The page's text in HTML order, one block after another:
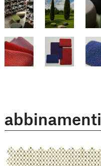
abbinamenti